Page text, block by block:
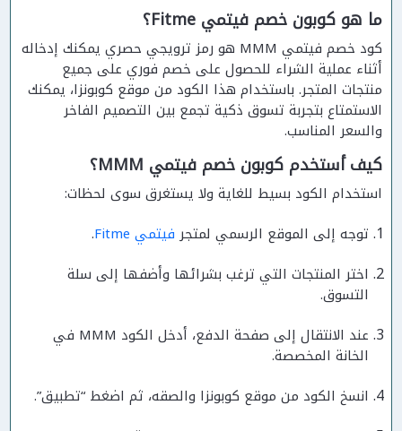
ما هو كوبون خصم فيتمي Fitme؟
كود خصم فيتمي MMM هو رمز ترويجي حصري يمكنك إدخاله
أثناء عملية الشراء للحصول على خصم فوري على جميع
منتجات المتجر. باستخدام هذا الكود من موقع كوبونزا، يمكنك
الاستمتاع بتجربة تسوق ذكية تجمع بين التصميم الفاخر
والسعر المناسب.
كيف أستخدم كوبون خصم فيتمي MMM؟
استخدام الكود بسيط للغاية ولا يستغرق سوى لحظات:
توجه إلى الموقع الرسمي لمتجر فيتمي Fitme
.
اختر المنتجات التي ترغب بشرائها وأضفها إلى سلة
التسوق.
عند الانتقال إلى صفحة الدفع، أدخل الكود MMM في
الخانة المخصصة.
انسخ الكود من موقع كوبونزا والصقه، ثم اضغط “تطبيق”.